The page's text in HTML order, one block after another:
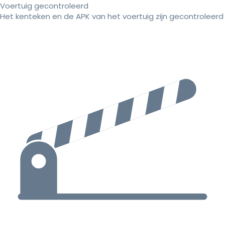
Voertuig gecontroleerd
Het kenteken en de APK van het voertuig zijn gecontroleerd